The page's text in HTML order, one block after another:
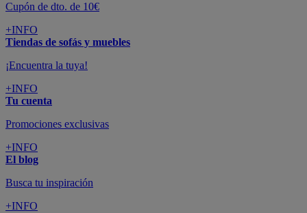
Cupón de dto. de 10€
+INFO
Tiendas de sofás y muebles
¡Encuentra la tuya!
+INFO
Tu cuenta
Promociones exclusivas
+INFO
El blog
Busca tu inspiración
+INFO